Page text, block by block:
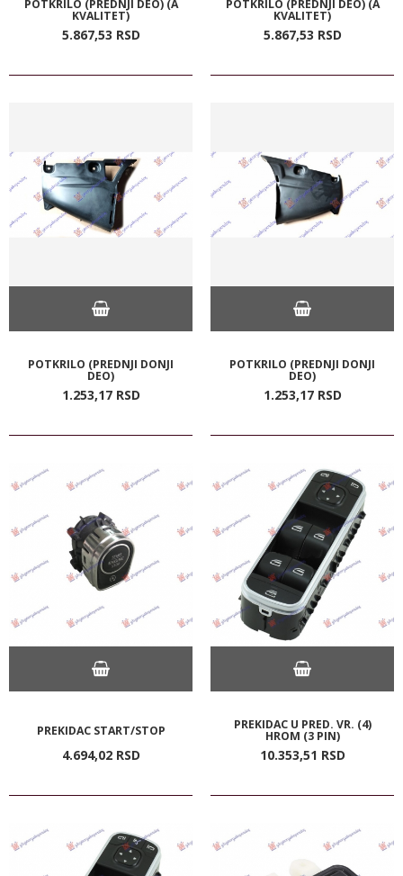
POTKRILO (PREDNJI DEO) (A
KVALITET)
5.867,53 RSD
POTKRILO (PREDNJI DEO) (A
KVALITET)
5.867,53 RSD
POTKRILO (PREDNJI DONJI
DEO)
1.253,17 RSD
POTKRILO (PREDNJI DONJI
DEO)
1.253,17 RSD
PREKIDAC START/STOP
4.694,02 RSD
PREKIDAC U PRED. VR. (4)
HROM (3 PIN)
10.353,51 RSD